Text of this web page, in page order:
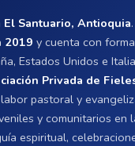
El Santuario, Antioquia
2019 y cuenta con
Estados Unidos e
Privada de
pastoral y
y comunitarios en
espiritual,